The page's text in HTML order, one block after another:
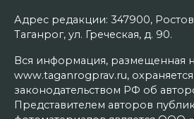
Адрес редакции: 347900,
Таганрог, ул. Греческая, д. 90.
Вся информация, размещенная
www.taganrogprav.ru,
законодательством РФ об
Представителем авторов